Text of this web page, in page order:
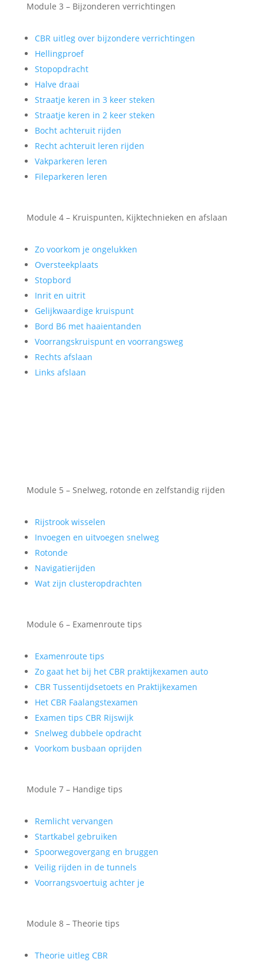
Module 3 – Bijzonderen verrichtingen
CBR uitleg over bijzondere verrichtingen
Hellingproef
Stopopdracht
Halve draai
Straatje keren in 3 keer steken
Straatje keren in 2 keer steken
Bocht achteruit rijden
Recht achteruit leren rijden
Vakparkeren leren
Fileparkeren leren
Module 4 – Kruispunten, Kijktechnieken en afslaan
Zo voorkom je ongelukken
Oversteekplaats
Stopbord
Inrit en uitrit
Gelijkwaardige kruispunt
Bord B6 met haaientanden
Voorrangskruispunt en voorrangsweg
Rechts afslaan
Links afslaan
Module 5 – Snelweg, rotonde en zelfstandig rijden
Rijstrook wisselen
Invoegen en uitvoegen snelweg
Rotonde
Navigatierijden
Wat zijn clusteropdrachten
Module 6 – Examenroute tips
Examenroute tips
Zo gaat het bij het CBR praktijkexamen auto
CBR Tussentijdsetoets en Praktijkexamen
Het CBR Faalangstexamen
Examen tips CBR Rijswijk
Snelweg dubbele opdracht
Voorkom busbaan oprijden
Module 7 – Handige tips
Remlicht vervangen
Startkabel gebruiken
Spoorwegovergang en bruggen
Veilig rijden in de tunnels
Voorrangsvoertuig achter je
Module 8 – Theorie tips
Theorie uitleg CBR